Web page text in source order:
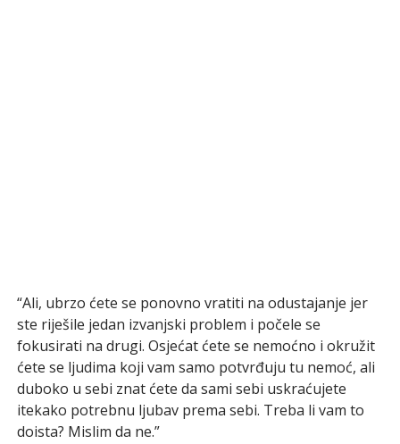
“Ali, ubrzo ćete se ponovno vratiti na odustajanje jer
ste riješile jedan izvanjski problem i počele se
fokusirati na drugi. Osjećat ćete se nemoćno i okružit
ćete se ljudima koji vam samo potvrđuju tu nemoć, ali
duboko u sebi znat ćete da sami sebi uskraćujete
itekako potrebnu ljubav prema sebi. Treba li vam to
doista? Mislim da ne.”